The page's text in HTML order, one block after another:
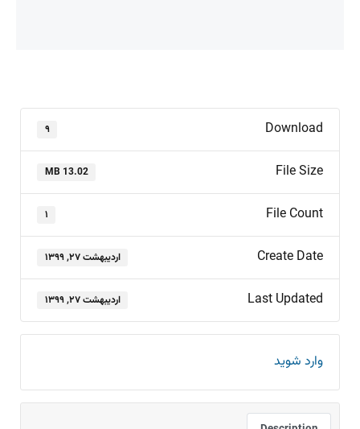
Download ۹
File Size
13.02 MB
File Count ۱
Create Date اردیبهشت ۲۷, ۱۳۹۹
Last Updated اردیبهشت ۲۷, ۱۳۹۹
وارد شوید